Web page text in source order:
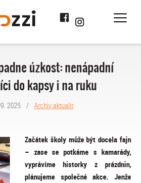
Instagram
Facebook
úzkost: nenápadní
do kapsy i na ruku
2025 / Archiv aktualit
Začátek školy může být docela fajn
– zase se potkáme s kamarády,
vyprávíme historky z prázdnin,
plánujeme společné akce. Jenže